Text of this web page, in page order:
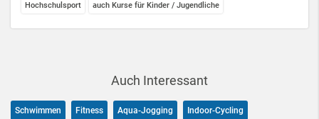
Hochschulsport auch Kurse für Kinder / Jugendliche
Auch Interessant
Schwimmen Fitness Aqua-Jogging Indoor-Cycling